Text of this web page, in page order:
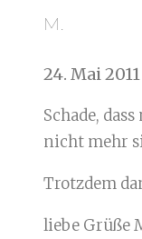
M.
24. Mai 2011
Schade,
nicht mehr
Trotzdem
liebe Grüße